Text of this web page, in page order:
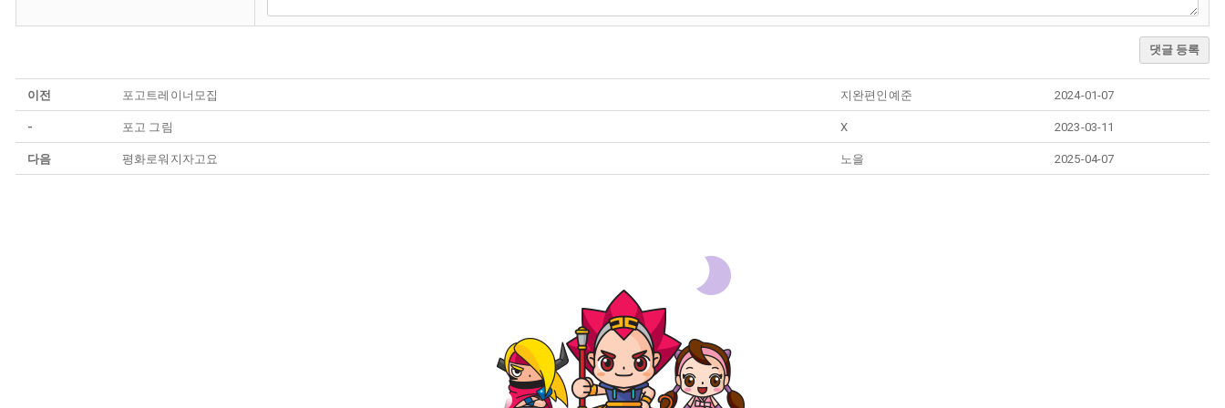
댓글 등록
이전 포고트레이너모집 지완편인예준 2024-01-07
- 포고 그림 X 2023-03-11
다음 평화로워지자고요 노을 2025-04-07